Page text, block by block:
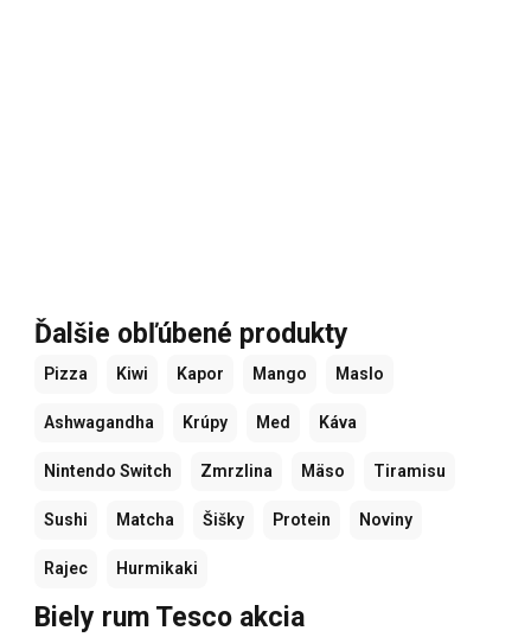
Ďalšie obľúbené produkty
Pizza Kiwi Kapor Mango Maslo
Ashwagandha Krúpy Med Káva
Nintendo Switch Zmrzlina Mäso Tiramisu
Sushi Matcha Šišky Protein Noviny
Rajec Hurmikaki
Biely rum Tesco akcia